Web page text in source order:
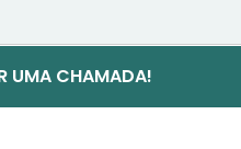
UMA CHAMADA!